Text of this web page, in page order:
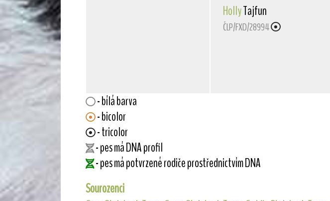
HollyTajfun
ČLP/FXD/28994
- bílá barva
- bicolor
- tricolor
- pes má DNA profil
- pes má potvrzené rodiče prostřednictvím DNA
Sourozenci